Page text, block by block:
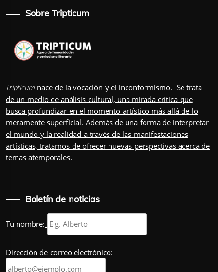
Sobre Tripticum
Tripticum nace de la vocación y el inconformismo. Se trata
de un medio de análisis cultural, una mirada crítica que
busca profundizar en el momento artístico más allá de lo
meramente superficial. Además de una forma de interpretar
el mundo y la realidad a través de las manifestaciones
artísticas, tratamos de ofrecer nuevas perspectivas acerca de
temas atemporales.
Boletín de noticias
Tu nombre:
Dirección de correo electrónico: